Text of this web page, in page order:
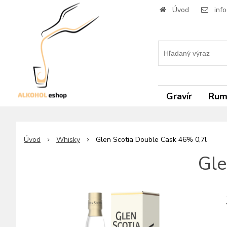
Úvod
Gravír Rum
Úvod Whisky Glen Scotia Double Cask 46% 0,7l